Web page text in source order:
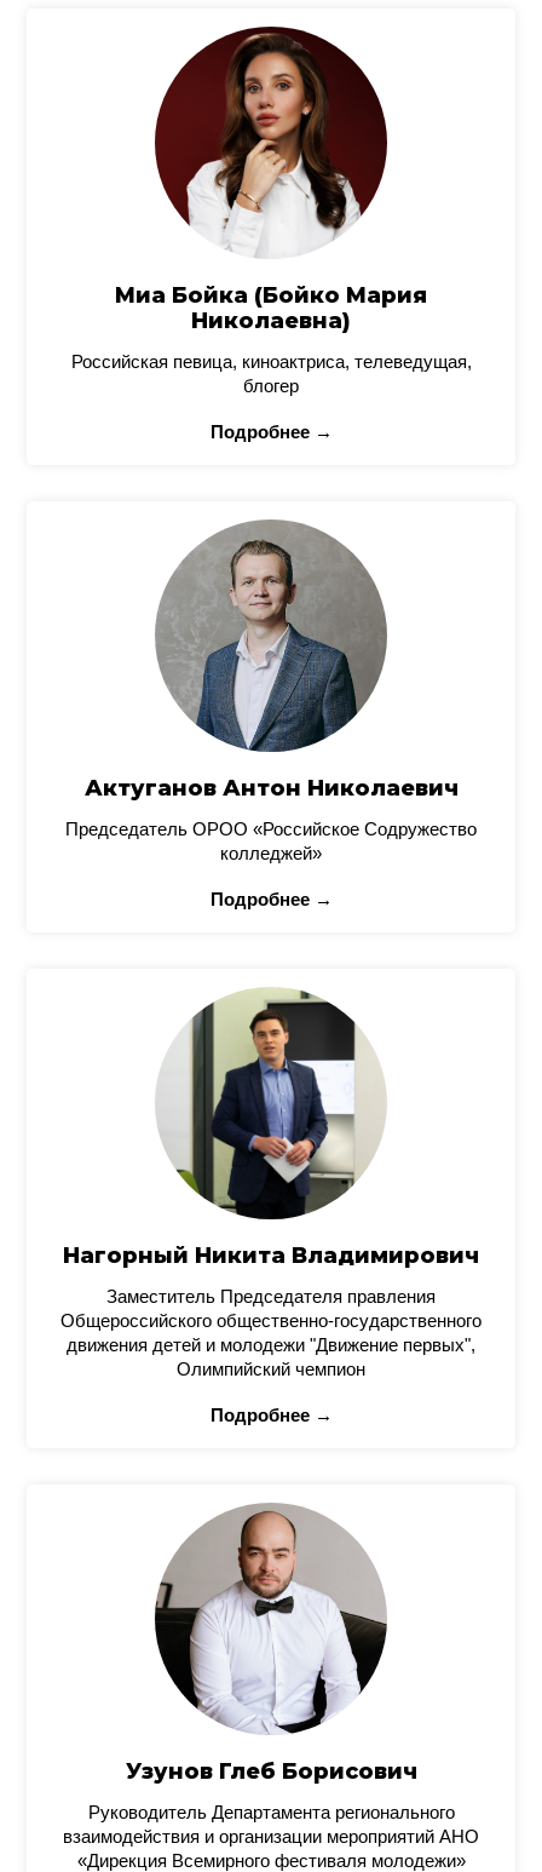
Миа Бойка (Бойко Мария
Николаевна)
Российская певица, киноактриса, телеведущая,
блогер
Подробнее →
Актуганов Антон Николаевич
Председатель ОРОО «Российское Содружество
колледжей»
Подробнее →
Нагорный Никита Владимирович
Заместитель Председателя правления
Общероссийского общественно-государственного
движения детей и молодежи "Движение первых",
Олимпийский чемпион
Подробнее →
Узунов Глеб Борисович
Руководитель Департамента регионального
взаимодействия и организации мероприятий АНО
«Дирекция Всемирного фестиваля молодежи»